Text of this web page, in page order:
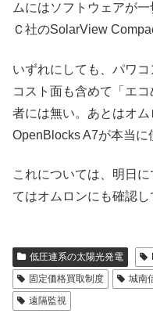
ムにはソフトウェアが一
Ｃ社のSolarView
いずれにしても、パワコ
コスト面も含めて「エ
者には無い。あとはオ
OpenBlocks A7が本当
これについては、明日
てはオムロンにも確認し
低圧連系の太陽光発電
固定価格買取制度
城南
遠隔監視